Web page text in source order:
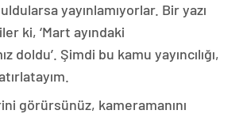
yayınlamıyorlar. Bir yazı
ki, ‘Mart ayındaki
doldu’. Şimdi bu kamu yayıncılığı,
görürsünüz, kameramanını